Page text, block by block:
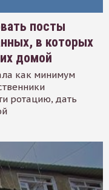
посты
в которых
домой
как минимум
ротацию, дать